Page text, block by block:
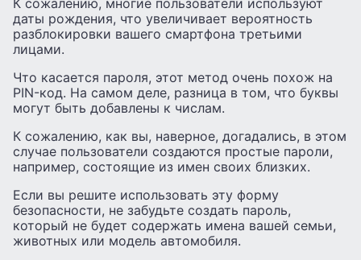
К сожалению, многие пользователи используют
даты рождения, что увеличивает вероятность
разблокировки вашего смартфона третьими
лицами.
Что касается пароля, этот метод очень похож на
PIN-код. На самом деле, разница в том, что буквы
могут быть добавлены к числам.
К сожалению, как вы, наверное, догадались, в этом
случае пользователи создаются простые пароли,
например, состоящие из имен своих близких.
Если вы решите использовать эту форму
безопасности, не забудьте создать пароль,
который не будет содержать имена вашей семьи,
животных или модель автомобиля.